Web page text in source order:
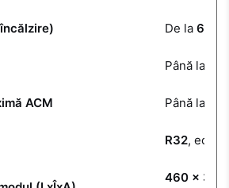
De la 6.0
Până la
ACM Până la
R32,
460 x 318